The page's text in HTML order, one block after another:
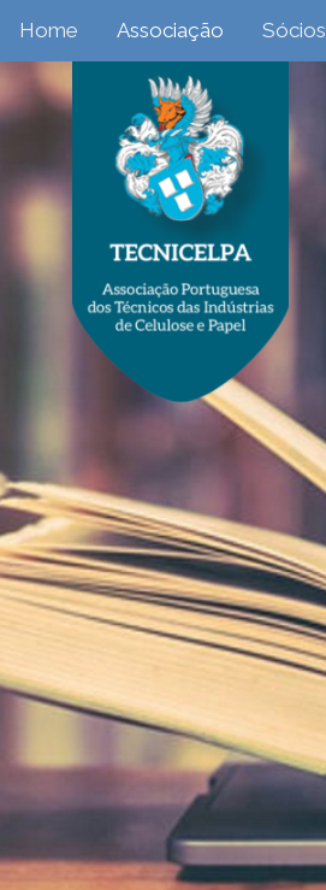
Home Associação Sócios